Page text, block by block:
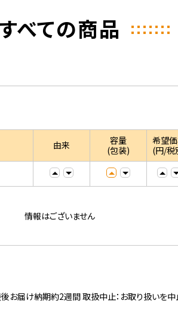
すべての商品
由来
容量
(包装)
希望
(円/税
情報はございません
届け納期約2週間 取扱中止：お取り扱いを中止